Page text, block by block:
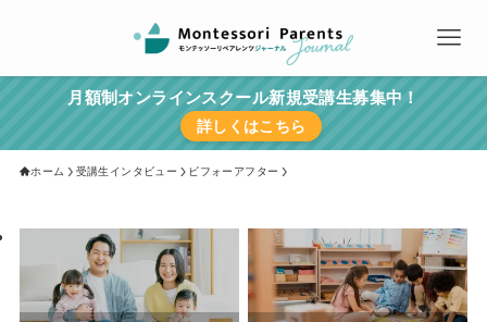
月額制オンラインスクール新規受講生募集中！
詳しくはこちら
ホーム 受講生インタビュー ビフォーアフター